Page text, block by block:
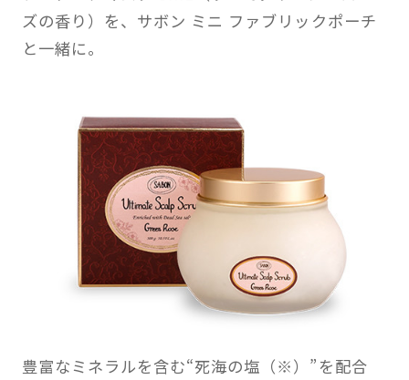
ズの香り）を、サボン ミニ ファブリックポーチ
と一緒に。
豊富なミネラルを含む“死海の塩（※）”を配合